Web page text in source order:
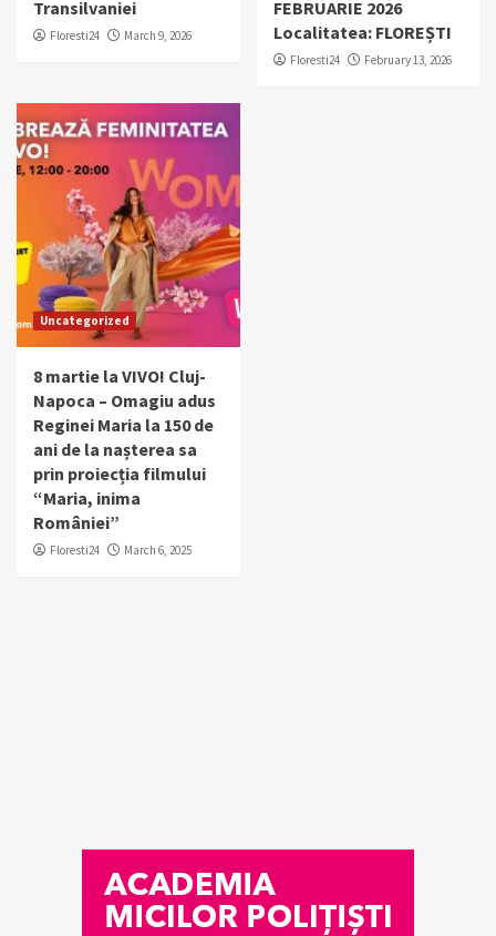
Transilvaniei
Floresti24 March 9, 2026
FEBRUARIE 2026
Localitatea: FLOREȘTI
Floresti24 February 13, 2026
Uncategorized
8 martie la VIVO! Cluj-
Napoca – Omagiu adus
Reginei Maria la 150 de
ani de la nașterea sa
prin proiecția filmului
“Maria, inima
României”
Floresti24 March 6, 2025